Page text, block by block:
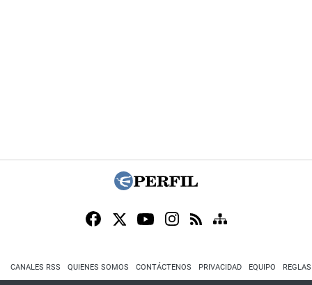
CANALES RSS QUIENES SOMOS CONTÁCTENOS PRIVACIDAD EQUIPO